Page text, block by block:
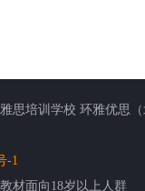
思培训学校 环雅优思（
-1
材面向18岁以上人群